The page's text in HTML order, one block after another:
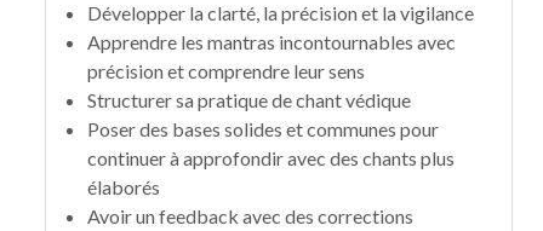
Développer la clarté, la précision et la vigilance
Apprendre les mantras incontournables avec
précision et comprendre leur sens
Structurer sa pratique de chant védique
Poser des bases solides et communes pour
continuer à approfondir avec des chants plus
élaborés
Avoir un feedback avec des corrections